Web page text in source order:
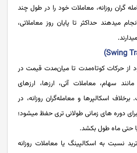
گران روزانه، معاملات خود را در طول چند
می­دهند حداکثر تا پایان روز معاملاتی،
از حرکات کوتاه‌مدت تا میان‌مدت قیمت در
سهام، معاملات آتی، ارزها، ارزهای
اسکالپرها و معامله­‌گران روزانه، در
دوره های زمانی طولانی تری حفظ می­شود؛
حتی ماه طول بکشد.
نسبت به اسکالپینگ یا معاملات روزانه